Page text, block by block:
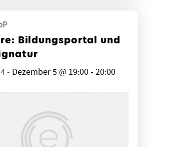
Bildungsportal und
- Dezember 5 @ 19:00 - 20:00